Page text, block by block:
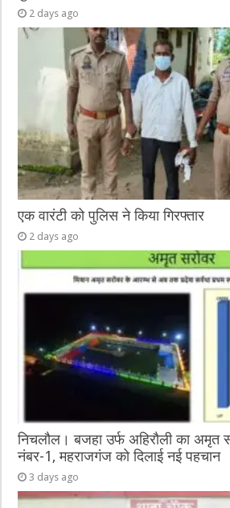
2 days ago
एक वारंटी को पुलिस ने किया गिरफ्तार
2 days ago
निचलौल। बजहा उर्फ अहिरौली का अमृत
नंबर-1, महराजगंज को दिलाई नई पहचान
3 days ago